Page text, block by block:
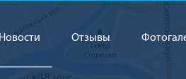
Новости Отзывы